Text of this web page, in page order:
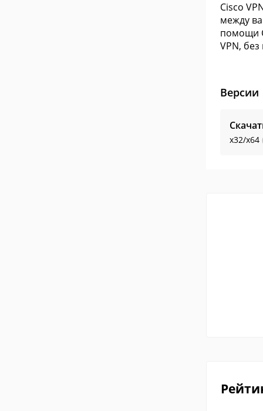
Cisco
между
помощи
VPN,
Версии
x32/x64